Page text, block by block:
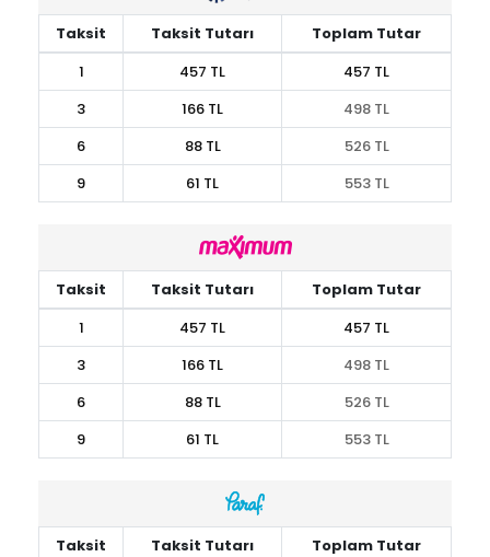
Taksit Taksit Tutarı
Toplam Tutar
1
457 TL
457 TL
3
166 TL
498 TL
6
88 TL
526 TL
9
61 TL 553 TL
Taksit Taksit Tutarı
Toplam Tutar
1
457 TL
457 TL
3
166 TL
498 TL
6
88 TL
526 TL
9
61 TL 553 TL
Taksit Taksit Tutarı
Toplam Tutar